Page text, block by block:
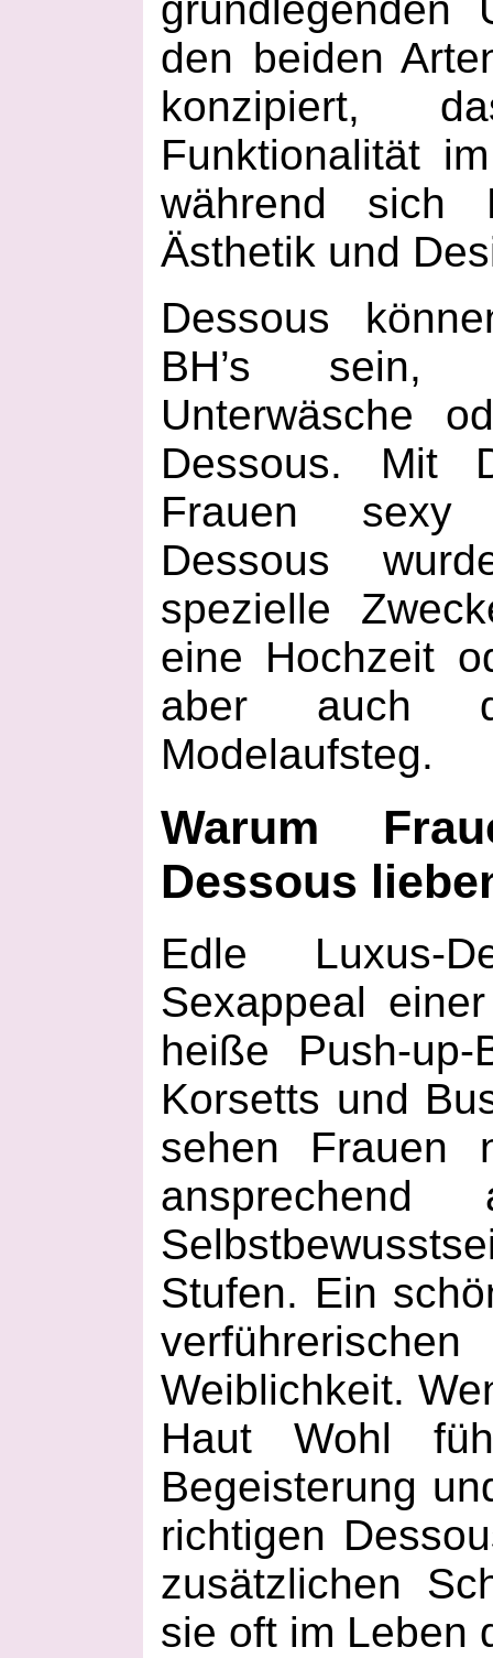
den beiden
konzipiert,
Funktionalität
während sich
Ästhetik und
Dessous
BH’s sein,
Unterwäsche
Dessous. Mit
Frauen sexy
Dessous
spezielle
eine Hochzeit
aber auch
Modelaufsteg.
Warum
Dessous
Edle Luxus-
Sexappeal
heiße Push-up-
Korsetts und
sehen Frauen
Stufen. Ein
Weiblichkeit.
Haut Wohl
Begeisterung
richtigen
zusätzlichen
sie oft im Leben